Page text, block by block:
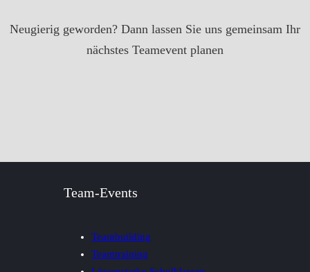
Neugierig geworden? Dann lassen Sie uns gemeinsam Ihr
nächstes Teamevent planen
Team-Events
Teambuilding
Teamtraining